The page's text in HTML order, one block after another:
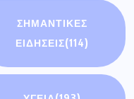
ΣΗΜΑΝΤΙΚΈΣ
ΕΙΔΉΣΕΙΣ(114)